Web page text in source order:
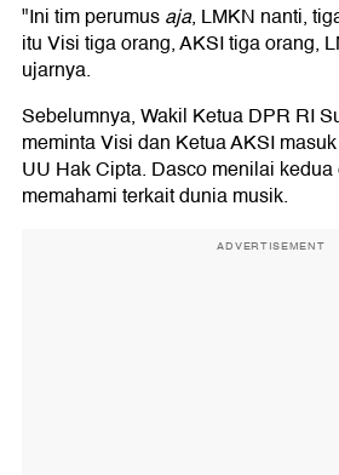
"Ini tim perumusaja, LMKN nanti,
itu Visi tiga orang, AKSI tiga orang,
ujarnya.
Sebelumnya, Wakil Ketua DPR RI
meminta Visi dan Ketua AKSI
UU Hak Cipta. Dasco menilai
memahami terkait dunia musik.
ADVERTISEMENT